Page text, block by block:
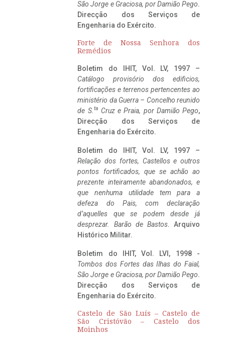
São Jorge e Graciosa, por Damião Pego.
Direcção dos Serviços de
Engenharia do Exército.
Forte de Nossa Senhora dos
Remédios
Boletim do IHIT, Vol. LV, 1997 –
Catálogo provisório dos edificios,
fortificações e terrenos pertencentes ao
ministério da Guerra – Concelho reunido
de S. ta Cruz e Praia, por Damião Pego,
Direcção dos Serviços de
Engenharia do Exército.
Boletim do IHIT, Vol. LV, 1997 –
Relação dos fortes, Castellos e outros
pontos fortificados, que se achão ao
prezente inteiramente abandonados, e
que nenhuma utilidade tem para a
defeza do Pais, com declaração
d’aquelles que se podem desde já
desprezar. Barão de Bastos. Arquivo
Histórico Militar.
Boletim do IHIT, Vol. LVI, 1998 -
Tombos dos Fortes das Ilhas do Faial,
São Jorge e Graciosa, por Damião Pego.
Direcção dos Serviços de
Engenharia do Exército.
Castelo de São Luís – Castelo de
São Cristóvão – Castelo dos
Moinhos